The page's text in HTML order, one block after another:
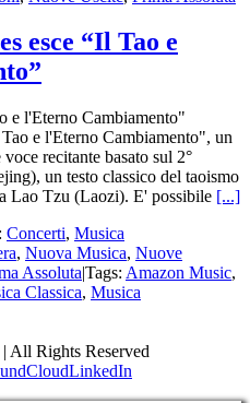
esce “Il Tao e
e l'Eterno Cambiamento"
e l'Eterno Cambiamento", un
recitante basato sul 2°
un testo classico del taoismo
Lao Tzu (Laozi). E' possibile [...]
Concerti, Musica
, Nuova Musica, Nuove
Assoluta|Tags: Amazon Music,
Classica, Musica
All Rights Reserved
LinkedIn